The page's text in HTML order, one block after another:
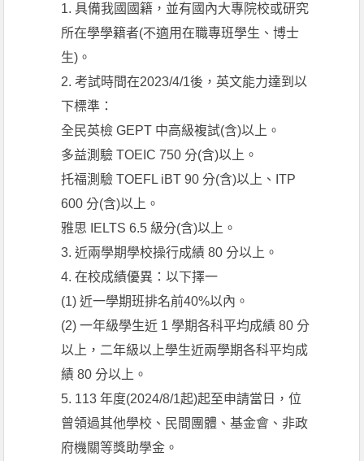
1. 具備我國國籍，並有國內大專院校或研究
所在學學籍者(不適用在職專班學生、博士
生)。
2. 考試時間在2023/4/1後，英文能力達到以
下標準：
全民英檢 GEPT 中高級複試(含)以上。
多益測驗 TOEIC 750 分(含)以上。
托福測驗 TOEFL iBT 90 分(含)以上、ITP
600 分(含)以上。
雅思 IELTS 6.5 級分(含)以上。
3. 近兩學期學校操行成績 80 分以上。
4. 在校成績優異：以下擇一
(1) 近一學期班排名前40%以內。
(2) 一年級學生近 1 學期各科平均成績 80 分
以上，二年級以上學生近兩學期各科平均成
績 80 分以上。
5. 113 年度(2024/8/1起)起至申請當日，位
曾領過其他學校、民間團體、基金會、非政
府機關等獎助學金。